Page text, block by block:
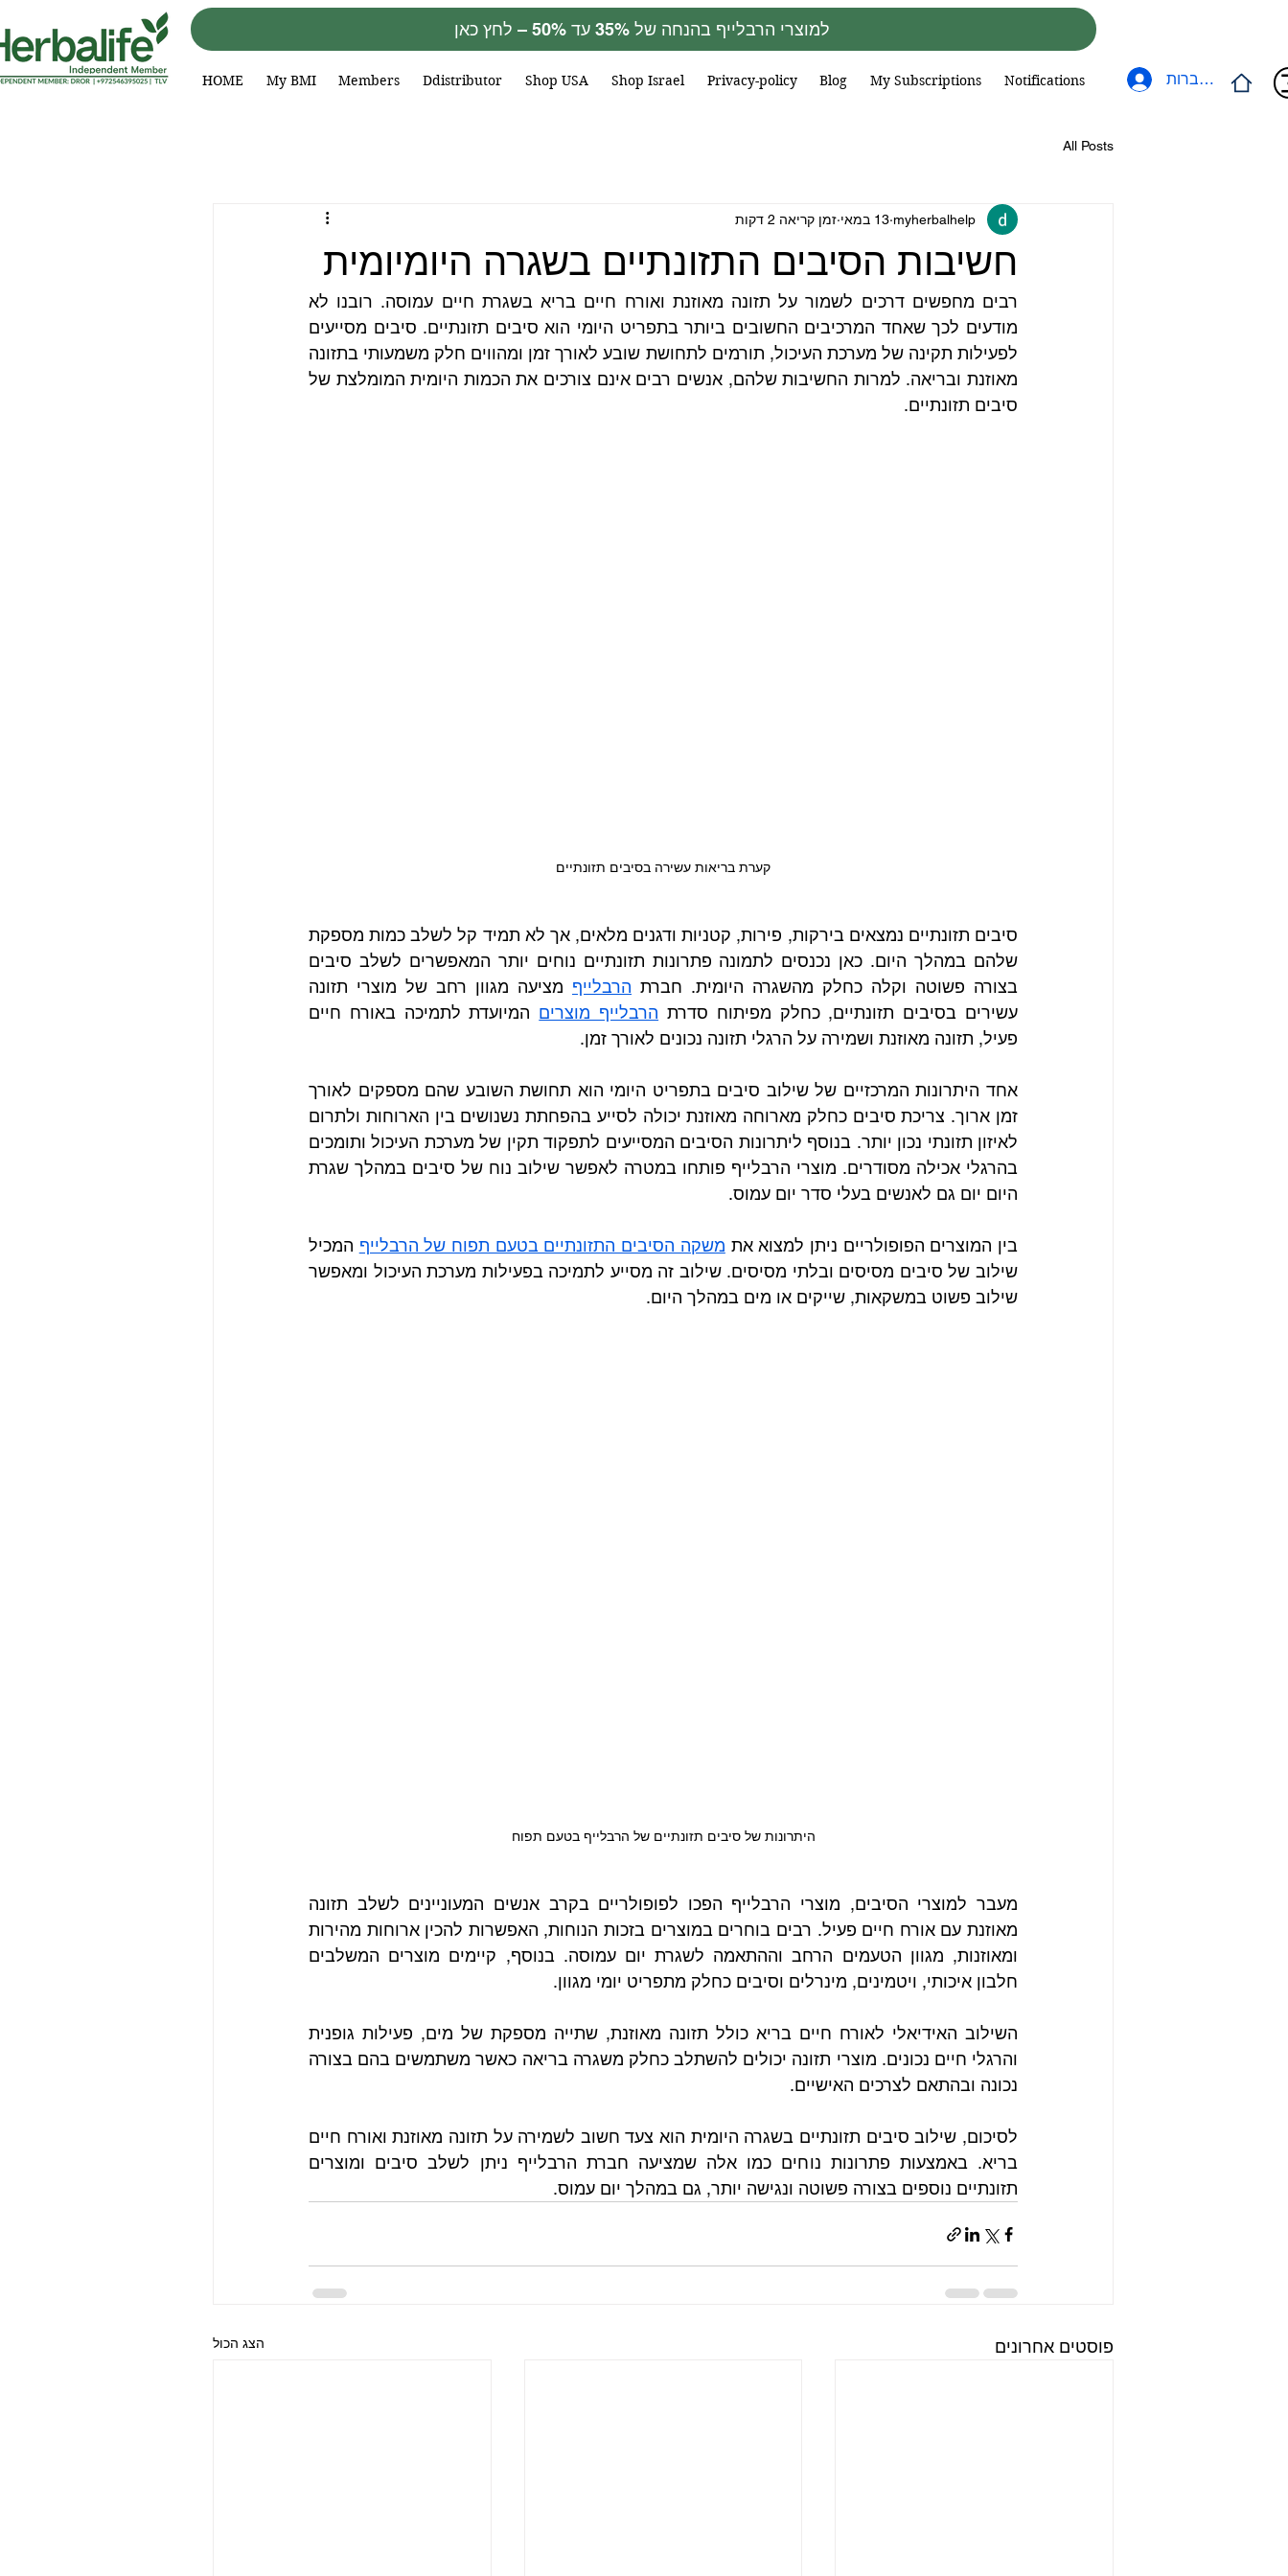
למוצרי הרבלייף בהנחה של 35% עד 50% – לחץ כאן
HOME My BMI Members Ddistributor Shop USA Shop Israel Privacy-policy Blog My Subscriptions Notifications להתחברות
All Posts
חשיבות הסיבים התזונתיים בשגרה היומיומית
myherbalhelp 13 במאי זמן קריאה 2 דקות
סיבים תזונתיים.
קערת בריאות עשירה בסיבים תזונתיים
בצורה פשוטה וקלה כחלק מהשגרה היומית. חברת הרבלייף
עשירים בסיבים תזונתיים, כחלק מפיתוח סדרת הרבלייף מוצרים
פעיל, תזונה מאוזנת ושמירה על הרגלי תזונה נכונים לאורך זמן.
היום יום גם לאנשים בעלי סדר יום עמוס.
בין המוצרים הפופולריים ניתן למצוא את משקה הסיבים התזונתיים בטעם תפוח של הרבלייף
שילוב פשוט במשקאות, שייקים או מים במהלך היום.
היתרונות של סיבים תזונתיים של הרבלייף בטעם תפוח
חלבון איכותי, ויטמינים, מינרלים וסיבים כחלק מתפריט יומי מגוון.
נכונה ובהתאם לצרכים האישיים.
תזונתיים נוספים בצורה פשוטה ונגישה יותר, גם במהלך יום עמוס.
פוסטים אחרונים הצג הכול